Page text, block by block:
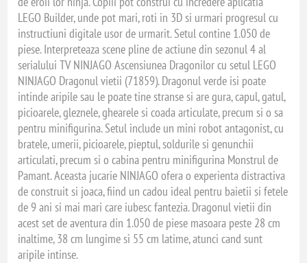
LEGO Builder, unde pot mari, roti in 3D si urmari progresul cu
instructiuni digitale usor de urmarit. Setul contine 1.050 de
piese. Interpreteaza scene pline de actiune din sezonul 4 al
serialului TV NINJAGO Ascensiunea Dragonilor cu setul LEGO
NINJAGO Dragonul vietii (71859). Dragonul verde isi poate
intinde aripile sau le poate tine stranse si are gura, capul, gatul,
picioarele, gleznele, ghearele si coada articulate, precum si o sa
pentru minifigurina. Setul include un mini robot antagonist, cu
bratele, umerii, picioarele, pieptul, soldurile si genunchii
articulati, precum si o cabina pentru minifigurina Monstrul de
Pamant. Aceasta jucarie NINJAGO ofera o experienta distractiva
de construit si joaca, fiind un cadou ideal pentru baietii si fetele
de 9 ani si mai mari care iubesc fantezia. Dragonul vietii din
acest set de aventura din 1.050 de piese masoara peste 28 cm
inaltime, 38 cm lungime si 55 cm latime, atunci cand sunt
aripile intinse.